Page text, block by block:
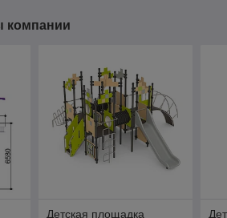
компании
Детская площадка